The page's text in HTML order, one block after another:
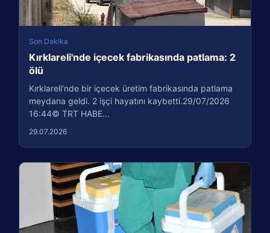
Son Dakika
Kırklareli'nde içecek fabrikasında patlama: 2
ölü
Kırklareli'nde bir içecek üretim fabrikasında patlama
meydana geldi. 2 işçi hayatını kaybetti.29/07/2026
16:44© TRT HABE...
29.07.2026